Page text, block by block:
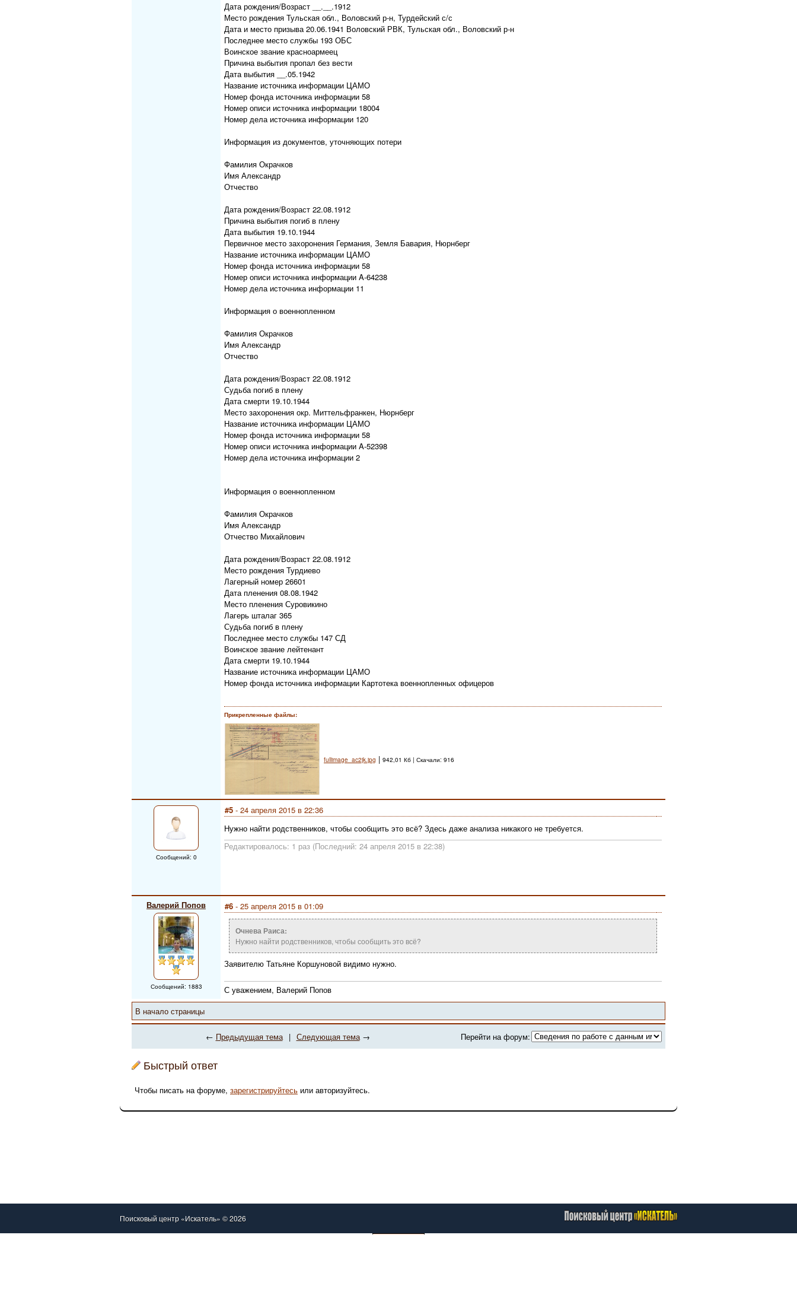
Дата рождения/Возраст __.__.1912
Место рождения Тульская обл., Воловский р-н, Турдейский с/с
Дата и место призыва 20.06.1941 Воловский РВК, Тульская обл., Воловский р-н
Последнее место службы 193 ОБС
Воинское звание красноармеец
Причина выбытия пропал без вести
Дата выбытия __.05.1942
Название источника информации ЦАМО
Номер фонда источника информации 58
Номер описи источника информации 18004
Номер дела источника информации 120
Информация из документов, уточняющих потери
Фамилия Окрачков
Имя Александр
Отчество
Дата рождения/Возраст 22.08.1912
Причина выбытия погиб в плену
Дата выбытия 19.10.1944
Первичное место захоронения Германия, Земля Бавария, Нюрнберг
Название источника информации ЦАМО
Номер фонда источника информации 58
Номер описи источника информации A-64238
Номер дела источника информации 11
Информация о военнопленном
Фамилия Окрачков
Имя Александр
Отчество
Дата рождения/Возраст 22.08.1912
Судьба погиб в плену
Дата смерти 19.10.1944
Место захоронения окр. Миттельфранкен, Нюрнберг
Название источника информации ЦАМО
Номер фонда источника информации 58
Номер описи источника информации A-52398
Номер дела источника информации 2
Информация о военнопленном
Фамилия Окрачков
Имя Александр
Отчество Михайлович
Дата рождения/Возраст 22.08.1912
Место рождения Турдиево
Лагерный номер 26601
Дата пленения 08.08.1942
Место пленения Суровикино
Лагерь шталаг 365
Судьба погиб в плену
Последнее место службы 147 СД
Воинское звание лейтенант
Дата смерти 19.10.1944
Название источника информации ЦАМО
Номер фонда источника информации Картотека военнопленных офицеров
Прикрепленные файлы:
fullimage_ac2jk.jpg | 942,01 Кб | Скачали: 916
Сообщений: 0
#5 - 24 апреля 2015 в 22:36
Нужно найти родственников, чтобы сообщить это всё? Здесь даже анализа никакого не требуется.
Редактировалось: 1 раз (Последний: 24 апреля 2015 в 22:38)
Валерий Попов
Сообщений: 1883
#6 - 25 апреля 2015 в 01:09
Очнева Раиса:
Нужно найти родственников, чтобы сообщить это всё?
Заявителю Татьяне Коршуновой видимо нужно.
С уважением, Валерий Попов
В начало страницы
← Предыдущая тема | Следующая тема→ Перейти на форум:
Быстрый ответ
Чтобы писать на форуме, зарегистрируйтесь или авторизуйтесь.
Поисковый центр «Искатель» © 2026